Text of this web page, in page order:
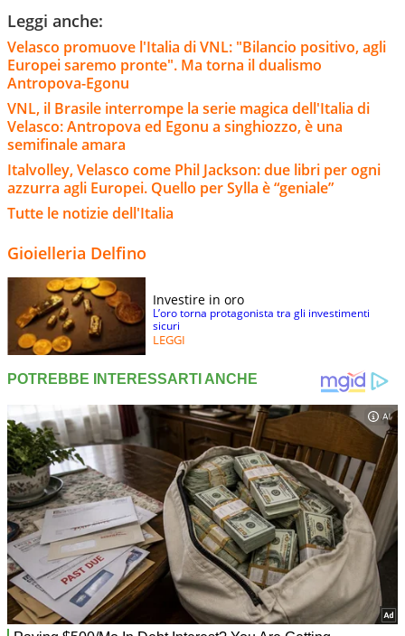
Leggi anche:
Velasco promuove l'Italia di VNL: "Bilancio positivo, agli
Europei saremo pronte". Ma torna il dualismo
Antropova-Egonu
VNL, il Brasile interrompe la serie magica dell'Italia di
Velasco: Antropova ed Egonu a singhiozzo, è una
semifinale amara
Italvolley, Velasco come Phil Jackson: due libri per ogni
azzurra agli Europei. Quello per Sylla è “geniale”
Tutte le notizie dell'Italia
Gioielleria Delfino
Investire in oro
L’oro torna protagonista tra gli investimenti
sicuri
LEGGI